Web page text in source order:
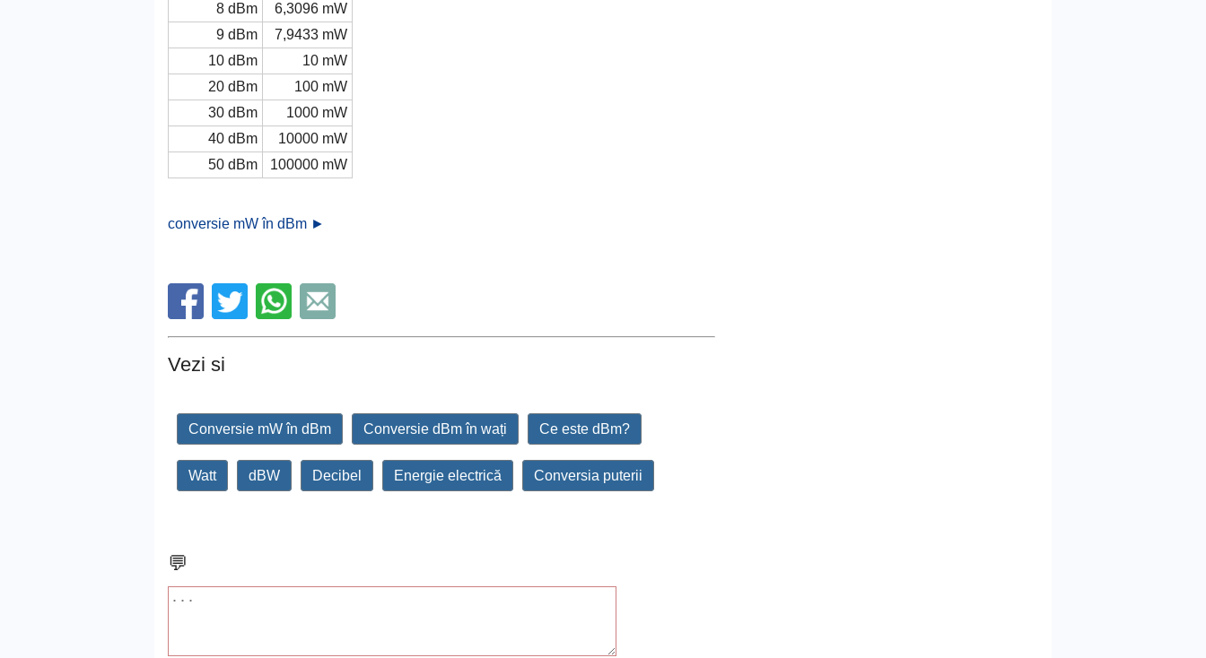
8 dBm
6,3096 mW
9 dBm
7,9433 mW
10 dBm
10 mW
20 dBm
100 mW
30 dBm
1000 mW
40 dBm
10000 mW
50 dBm
100000 mW
conversie mW în dBm ►
Vezi si
Conversie mW în dBm Conversie dBm în wați Ce este dBm?
Watt dBW Decibel Energie electrică Conversia puterii
💬